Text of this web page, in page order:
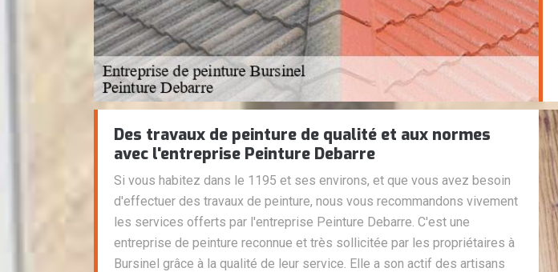
Des travaux de peinture de qualité et aux normes
avec l'entreprise Peinture Debarre
Si vous habitez dans le 1195 et ses environs, et que vous avez besoin
d'effectuer des travaux de peinture, nous vous recommandons vivement
les services offerts par l'entreprise Peinture Debarre. C'est une
entreprise de peinture reconnue et très sollicitée par les propriétaires à
Bursinel grâce à la qualité de leur service. Elle a son actif des artisans